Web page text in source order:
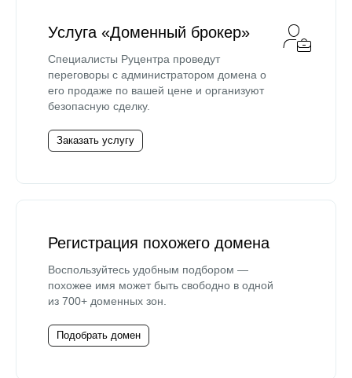
Услуга «Доменный брокер»
Специалисты Руцентра проведут
переговоры с администратором домена о
его продаже по вашей цене и организуют
безопасную сделку.
Заказать услугу
Регистрация похожего домена
Воспользуйтесь удобным подбором —
похожее имя может быть свободно в одной
из 700+ доменных зон.
Подобрать домен